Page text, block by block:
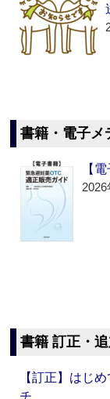
書籍・電子メ
【
書籍 訂正・
【訂正】はじ